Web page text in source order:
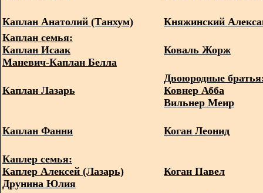
Каплан Анатолий (Танхум)
Княжинский
Каплан семья:
Каплан Исаак
Маневич-Каплан Белла
Коваль Жорж
Каплан Лазарь
Двоюродные
Ковнер Абба
Вильнер Меир
Каплан Фанни Коган Леонид
Каплер семья:
Каплер Алексей (Лазарь)
Друнина Юлия
Коган Павел